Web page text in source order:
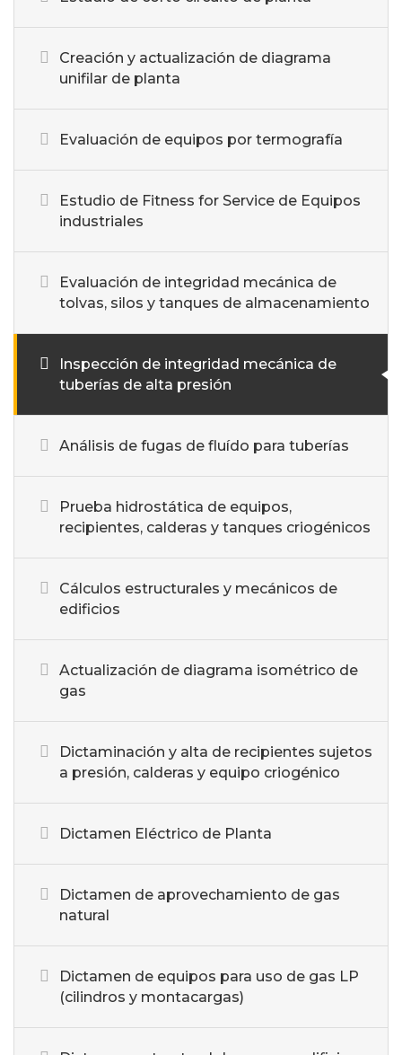
Creación y actualización de diagrama
unifilar de planta
Evaluación de equipos por termografía
Estudio de Fitness for Service de Equipos
industriales
Evaluación de integridad mecánica de
tolvas, silos y tanques de almacenamiento
Inspección de integridad mecánica de
tuberías de alta presión
Análisis de fugas de fluído para tuberías
Prueba hidrostática de equipos,
recipientes, calderas y tanques criogénicos
Cálculos estructurales y mecánicos de
edificios
Actualización de diagrama isométrico de
gas
Dictaminación y alta de recipientes sujetos
a presión, calderas y equipo criogénico
Dictamen Eléctrico de Planta
Dictamen de aprovechamiento de gas
natural
Dictamen de equipos para uso de gas LP
(cilindros y montacargas)